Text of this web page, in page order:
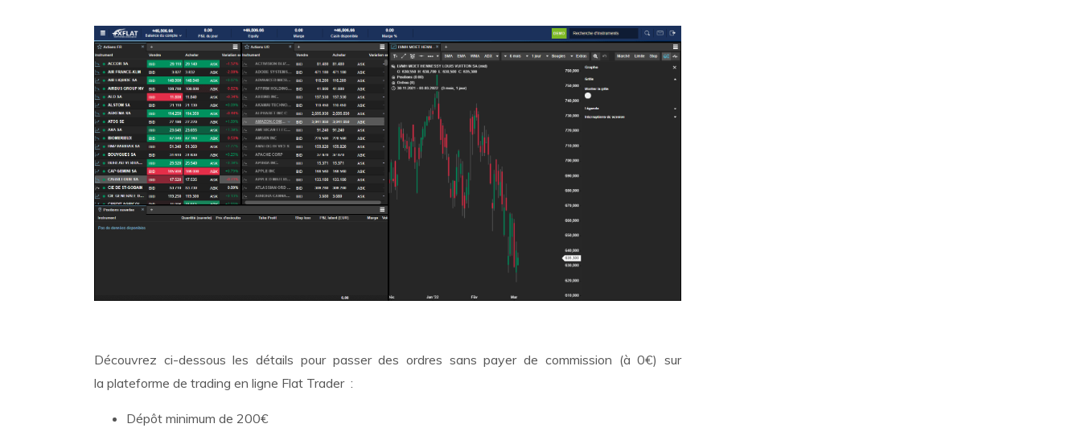
Découvrez ci-dessous les détails pour passer des ordres sans payer de commission (à 0€) sur
la plateforme de trading en ligne Flat Trader :
Dépôt minimum de 200€